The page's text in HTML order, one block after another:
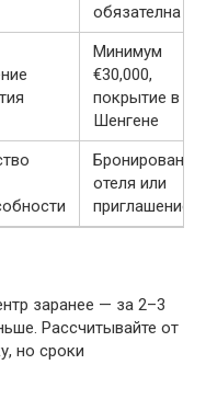
обязателна
Минимум
€30,000,
покрытие в
Шенгене
Бронирование
отеля или
приглашение
заранее — за 2–3
Рассчитывайте от
но сроки